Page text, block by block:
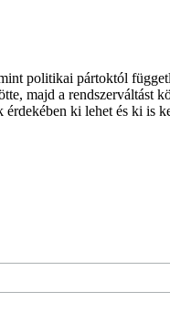
politikai pártoktól
majd a rendszerváltást
érdekében ki lehet és ki is